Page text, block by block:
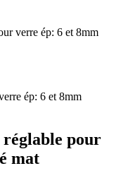
verre ép: 6 et 8mm
réglable pour
mat